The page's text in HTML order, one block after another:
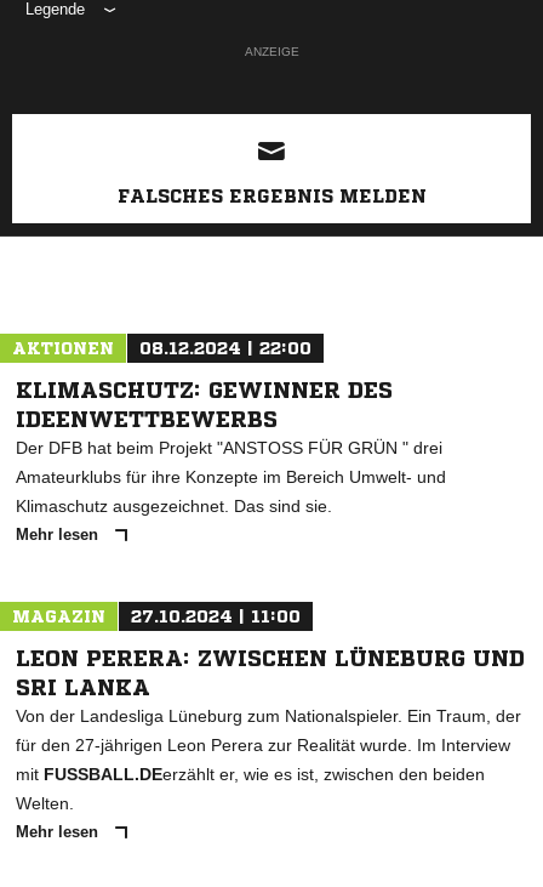
Legende
ANZEIGE
FALSCHES ERGEBNIS MELDEN
AKTIONEN 08.12.2024 | 22:00
KLIMASCHUTZ: GEWINNER DES
IDEENWETTBEWERBS
Der DFB hat beim Projekt "ANSTOSS FÜR GRÜN " drei
Amateurklubs für ihre Konzepte im Bereich Umwelt- und
Klimaschutz ausgezeichnet. Das sind sie.
Mehr lesen
MAGAZIN 27.10.2024 | 11:00
LEON PERERA: ZWISCHEN LÜNEBURG UND
SRI LANKA
Von der Landesliga Lüneburg zum Nationalspieler. Ein Traum, der
für den 27-jährigen Leon Perera zur Realität wurde. Im Interview
mit FUSSBALL.DEerzählt er, wie es ist, zwischen den beiden
Welten.
Mehr lesen